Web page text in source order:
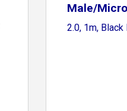
Male/
2.0, 1m,